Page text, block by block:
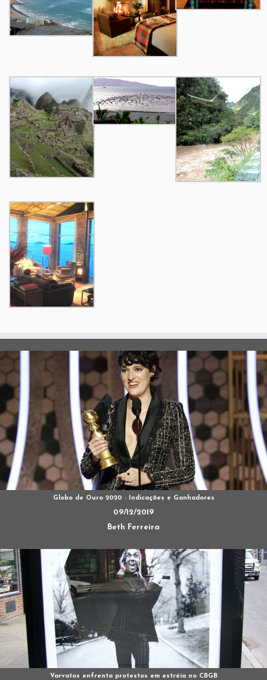
Globo de Ouro 2020 - Indicações e Ganhadores
09/12/2019
Beth Ferreira
Varvatos enfrenta protestos em estréia no CBGB